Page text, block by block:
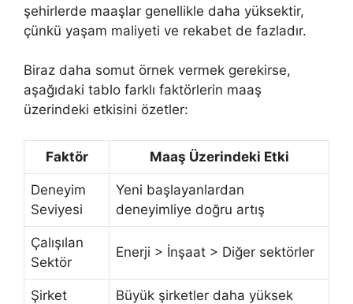
şehirlerde maaşlar genellikle daha yüksektir,
çünkü yaşam maliyeti ve rekabet de fazladır.
Biraz daha somut örnek vermek gerekirse,
aşağıdaki tablo farklı faktörlerin maaş
üzerindeki etkisini özetler:
Faktör Maaş Üzerindeki Etki
Deneyim
Seviyesi
Yeni başlayanlardan
deneyimliye doğru artış
Çalışılan
Sektör
Enerji > İnşaat > Diğer sektörler
Şirket
Büyük şirketler daha yüksek